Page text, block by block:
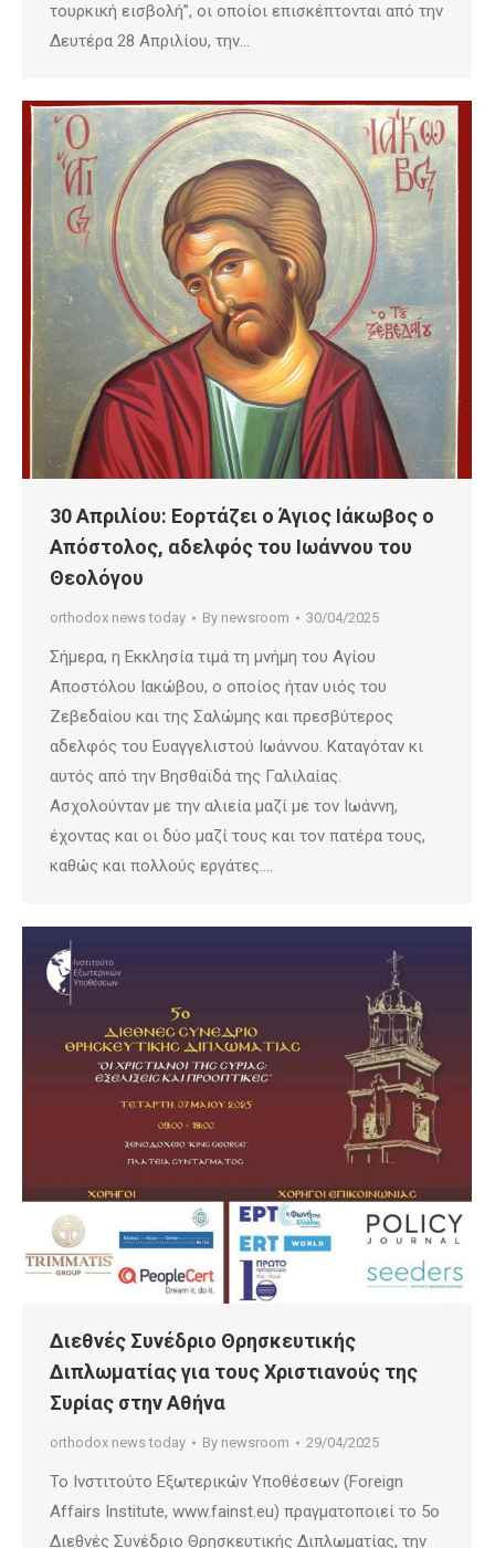
τουρκική εισβολή”, οι οποίοι επισκέπτονται από την
Δευτέρα 28 Απριλίου, την…
30 Απριλίου: Εορτάζει ο Άγιος Ιάκωβος ο
Απόστολος, αδελφός του Ιωάννου του
Θεολόγου
orthodox news today By newsroom 30/04/2025
Σήμερα, η Εκκλησία τιμά τη μνήμη του Αγίου
Αποστόλου Ιακώβου, ο οποίος ήταν υιός του
Ζεβεδαίου και της Σαλώμης και πρεσβύτερος
αδελφός του Ευαγγελιστού Ιωάννου. Καταγόταν κι
αυτός από την Βησθαϊδά της Γαλιλαίας.
Ασχολούνταν με την αλιεία μαζί με τον Ιωάννη,
έχοντας και οι δύο μαζί τους και τον πατέρα τους,
καθώς και πολλούς εργάτες.…
Διεθνές Συνέδριο Θρησκευτικής
Διπλωματίας για τους Χριστιανούς της
Συρίας στην Αθήνα
orthodox news today By newsroom 29/04/2025
Το Ινστιτούτο Εξωτερικών Υποθέσεων (Foreign
Affairs Institute, www.fainst.eu) πραγματοποιεί το 5ο
Διεθνές Συνέδριο Θρησκευτικής Διπλωματίας, την